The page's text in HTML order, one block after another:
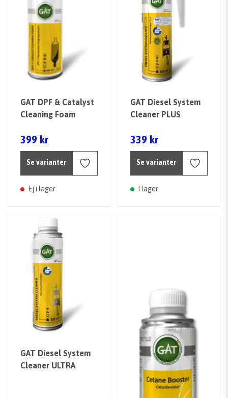
GAT DPF & Catalyst
Cleaning Foam
399 kr
Se varianter
Ej i lager
GAT Diesel System
Cleaner PLUS
339 kr
Se varianter
I lager
GAT Diesel System
Cleaner ULTRA